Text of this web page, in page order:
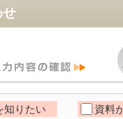
せ
知りたい
資料